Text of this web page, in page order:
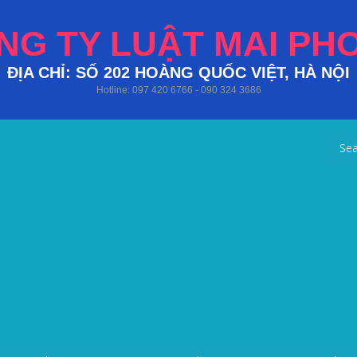
TY LUẬT MAI
ĐỊA CHỈ: SỐ 202 HOÀNG QUỐC VIỆT, HÀ NỘI
Hotline: 097 420 6766 - 090 324 3686